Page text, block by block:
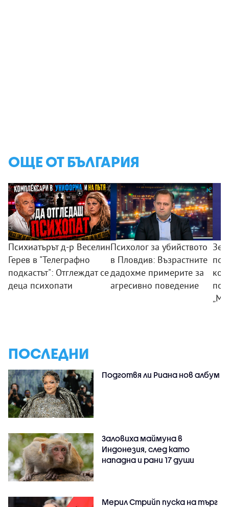
ОЩЕ ОТ БЪЛГАРИЯ
Психиатърът д-р Веселин
Герев в "Телеграфно
подкастът": Отглеждат се
деца психопати
Психолог за убийството
в Пловдив: Възрастните
дадохме примерите за
агресивно поведение
ПОСЛЕДНИ
Подготвя ли Риана нов албум
Заловиха маймуна в
Индонезия, след като
нападна и рани 17 души
Мерил Стрийп пуска на търг